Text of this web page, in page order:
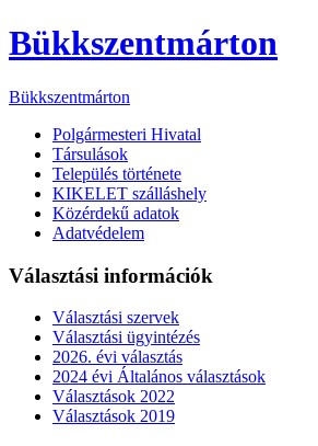
Bükkszentmárton
Bükkszentmárton
Polgármesteri Hivatal
Társulások
Település története
KIKELET szálláshely
Közérdekű adatok
Adatvédelem
Választási információk
Választási szervek
Választási ügyintézés
2026. évi választás
2024 évi Általános választások
Választások 2022
Választások 2019